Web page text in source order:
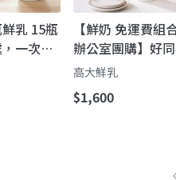
鮮乳 15瓶
一次喝
【鮮奶 免運費組
辦公室團購】好
品嚐真正的濃純牛
高大鮮乳
$1,600